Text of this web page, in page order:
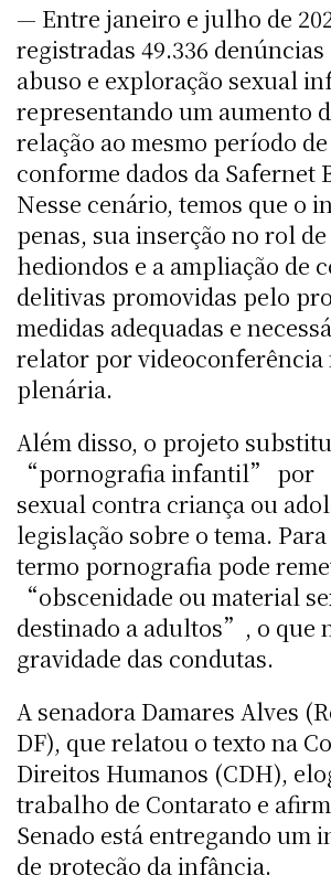
— Entre janeiro e julho de
registradas 49.336
abuso e exploração sexual
representando um aumento
relação ao mesmo período de
conforme dados da Safernet
Nesse cenário, temos que o
penas, sua inserção no rol
hediondos e a ampliação de
delitivas promovidas pelo
medidas adequadas e
relator por videoconferência
plenária.
Além disso, o projeto
“pornografia infantil” por
sexual contra criança ou
legislação sobre o tema.
termo pornografia pode
“obscenidade ou material
destinado a adultos”, o que
gravidade das condutas.
A senadora Damares Alves
DF), que relatou o texto na
Direitos Humanos (CDH),
trabalho de Contarato e
Senado está entregando um
de proteção da infância.